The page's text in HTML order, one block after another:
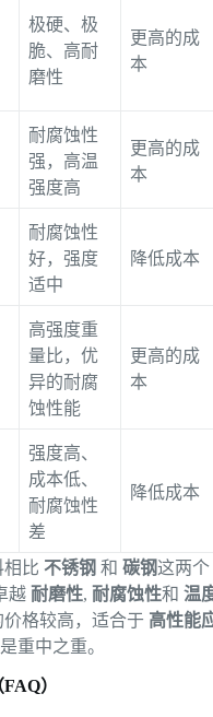
极硬、极
脆、高耐
磨性
更高的成
本
耐腐蚀性
强，高温
强度高
更高的成
本
耐腐蚀性
好，强度
适中
降低成本
高强度重
量比，优
异的耐腐
蚀性能
更高的成
本
强度高、
成本低、
耐腐蚀性
差
降低成本
相比 不锈钢 和 碳钢这两个
越 耐磨性, 耐腐蚀性和 温
格较高，适合于 高性能
重中之重。
）